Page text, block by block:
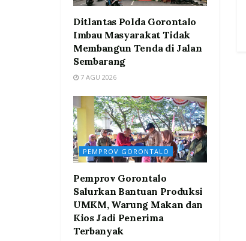
Ditlantas Polda Gorontalo
Imbau Masyarakat Tidak
Membangun Tenda di Jalan
Sembarang
7 AGU 2026
PEMPROV GORONTALO
Pemprov Gorontalo
Salurkan Bantuan Produksi
UMKM, Warung Makan dan
Kios Jadi Penerima
Terbanyak